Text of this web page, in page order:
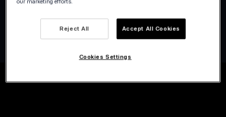
Account aanmaken
Reject All Accept All Cookies
Cookies Settings